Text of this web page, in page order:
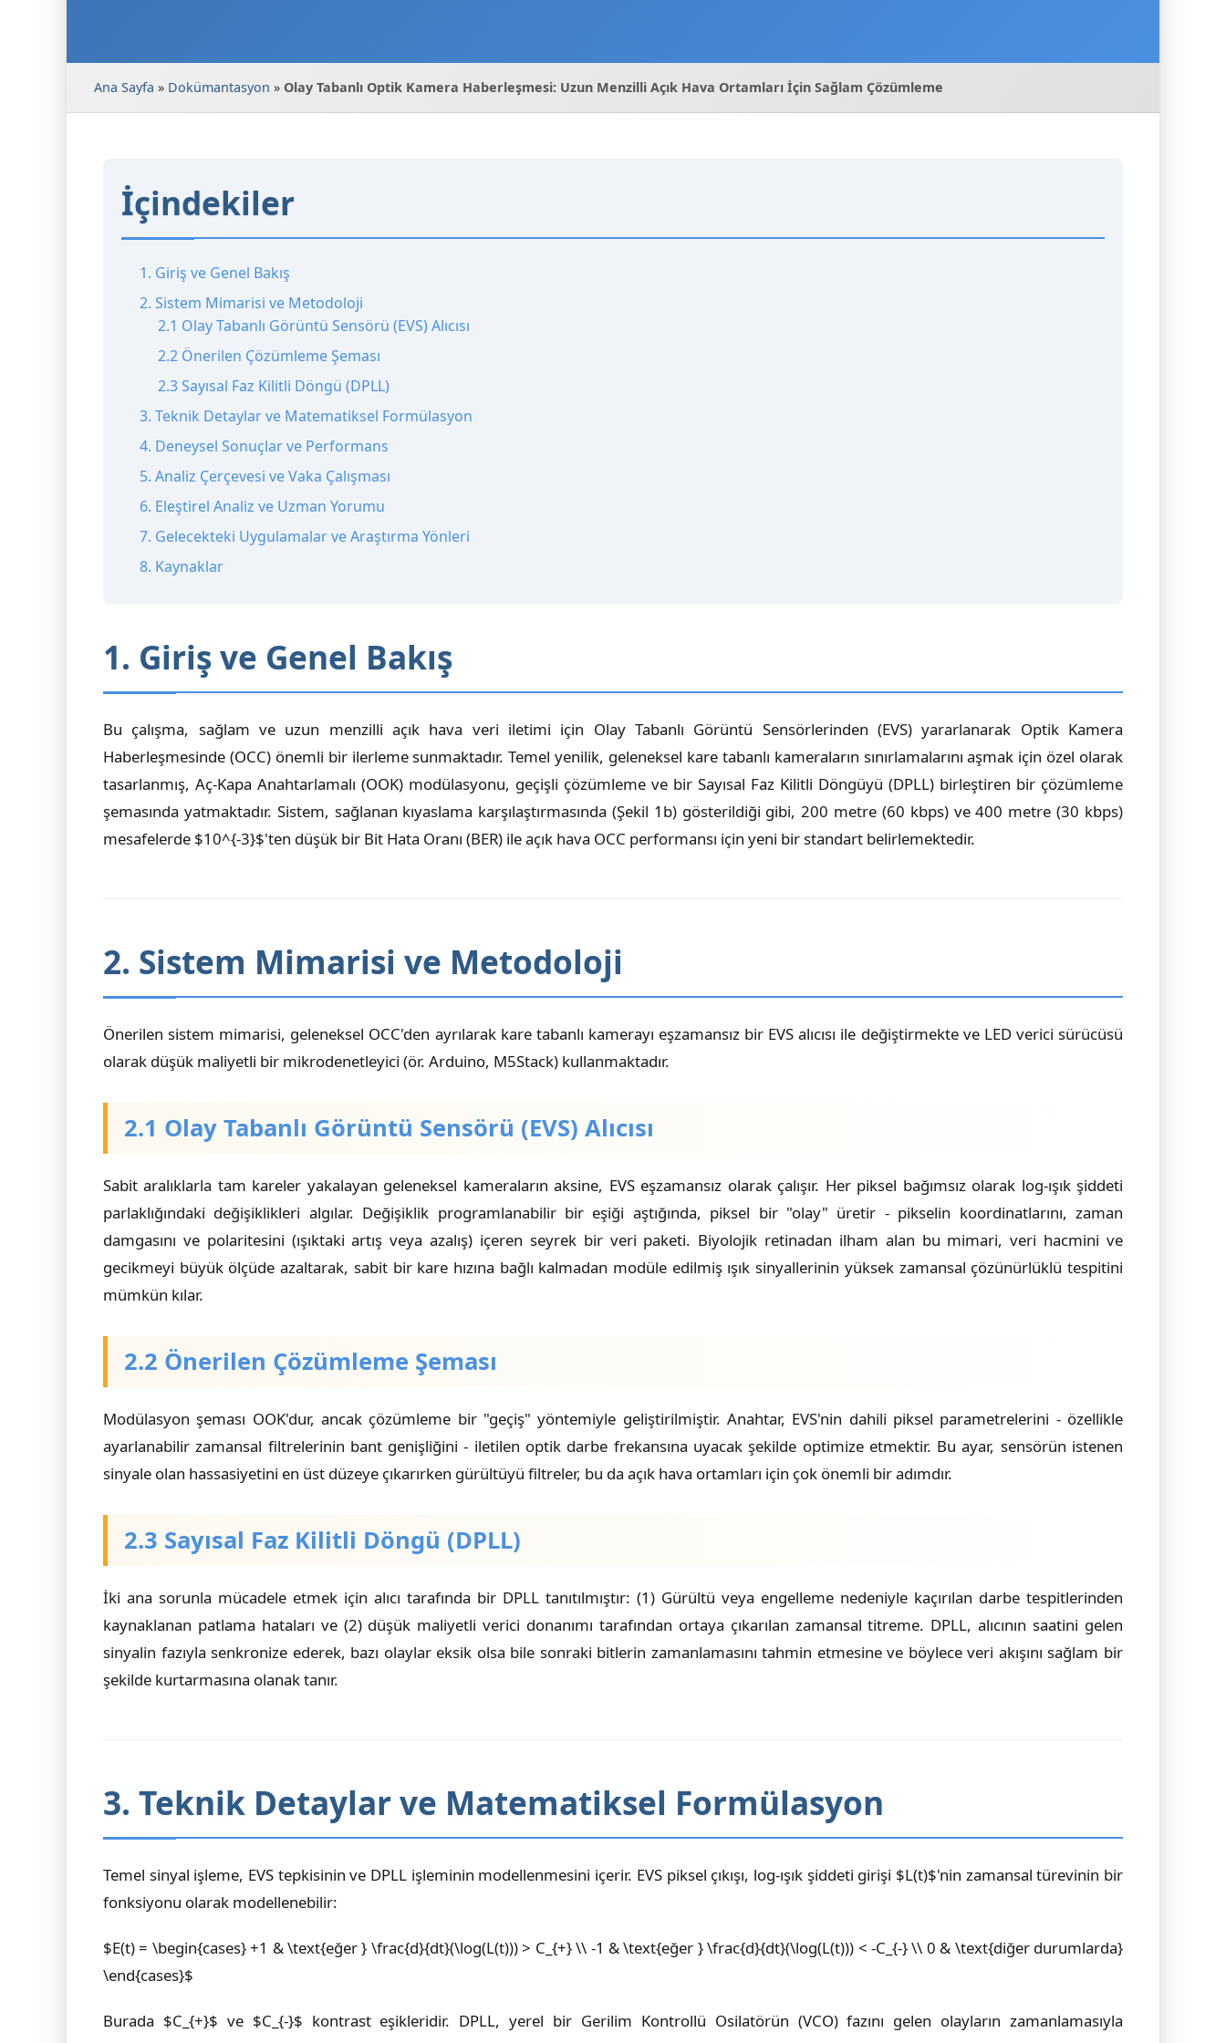
Ana Sayfa » Dokümantasyon » Olay Tabanlı Optik Kamera Haberleşmesi: Uzun Menzilli Açık Hava Ortamları İçin Sağlam Çözümleme
İçindekiler
1. Giriş ve Genel Bakış
2. Sistem Mimarisi ve Metodoloji
2.1 Olay Tabanlı Görüntü Sensörü (EVS) Alıcısı
2.2 Önerilen Çözümleme Şeması
2.3 Sayısal Faz Kilitli Döngü (DPLL)
3. Teknik Detaylar ve Matematiksel Formülasyon
4. Deneysel Sonuçlar ve Performans
5. Analiz Çerçevesi ve Vaka Çalışması
6. Eleştirel Analiz ve Uzman Yorumu
7. Gelecekteki Uygulamalar ve Araştırma Yönleri
8. Kaynaklar
1. Giriş ve Genel Bakış
Bu çalışma, sağlam ve uzun menzilli açık hava veri iletimi için Olay Tabanlı Görüntü Sensörlerinden (EVS) yararlanarak Optik Kamera
Haberleşmesinde (OCC) önemli bir ilerleme sunmaktadır. Temel yenilik, geleneksel kare tabanlı kameraların sınırlamalarını aşmak için özel olarak
tasarlanmış, Aç-Kapa Anahtarlamalı (OOK) modülasyonu, geçişli çözümleme ve bir Sayısal Faz Kilitli Döngüyü (DPLL) birleştiren bir çözümleme
şemasında yatmaktadır. Sistem, sağlanan kıyaslama karşılaştırmasında (Şekil 1b) gösterildiği gibi, 200 metre (60 kbps) ve 400 metre (30 kbps)
mesafelerde $10^{-3}$'ten düşük bir Bit Hata Oranı (BER) ile açık hava OCC performansı için yeni bir standart belirlemektedir.
2. Sistem Mimarisi ve Metodoloji
Önerilen sistem mimarisi, geleneksel OCC'den ayrılarak kare tabanlı kamerayı eşzamansız bir EVS alıcısı ile değiştirmekte ve LED verici sürücüsü
olarak düşük maliyetli bir mikrodenetleyici (ör. Arduino, M5Stack) kullanmaktadır.
2.1 Olay Tabanlı Görüntü Sensörü (EVS) Alıcısı
Sabit aralıklarla tam kareler yakalayan geleneksel kameraların aksine, EVS eşzamansız olarak çalışır. Her piksel bağımsız olarak log-ışık şiddeti
parlaklığındaki değişiklikleri algılar. Değişiklik programlanabilir bir eşiği aştığında, piksel bir "olay" üretir - pikselin koordinatlarını, zaman
damgasını ve polaritesini (ışıktaki artış veya azalış) içeren seyrek bir veri paketi. Biyolojik retinadan ilham alan bu mimari, veri hacmini ve
gecikmeyi büyük ölçüde azaltarak, sabit bir kare hızına bağlı kalmadan modüle edilmiş ışık sinyallerinin yüksek zamansal çözünürlüklü tespitini
mümkün kılar.
2.2 Önerilen Çözümleme Şeması
Modülasyon şeması OOK'dur, ancak çözümleme bir "geçiş" yöntemiyle geliştirilmiştir. Anahtar, EVS'nin dahili piksel parametrelerini - özellikle
ayarlanabilir zamansal filtrelerinin bant genişliğini - iletilen optik darbe frekansına uyacak şekilde optimize etmektir. Bu ayar, sensörün istenen
sinyale olan hassasiyetini en üst düzeye çıkarırken gürültüyü filtreler, bu da açık hava ortamları için çok önemli bir adımdır.
2.3 Sayısal Faz Kilitli Döngü (DPLL)
İki ana sorunla mücadele etmek için alıcı tarafında bir DPLL tanıtılmıştır: (1) Gürültü veya engelleme nedeniyle kaçırılan darbe tespitlerinden
kaynaklanan patlama hataları ve (2) düşük maliyetli verici donanımı tarafından ortaya çıkarılan zamansal titreme. DPLL, alıcının saatini gelen
sinyalin fazıyla senkronize ederek, bazı olaylar eksik olsa bile sonraki bitlerin zamanlamasını tahmin etmesine ve böylece veri akışını sağlam bir
şekilde kurtarmasına olanak tanır.
3. Teknik Detaylar ve Matematiksel Formülasyon
Temel sinyal işleme, EVS tepkisinin ve DPLL işleminin modellenmesini içerir. EVS piksel çıkışı, log-ışık şiddeti girişi $L(t)$'nin zamansal türevinin bir
fonksiyonu olarak modellenebilir:
$E(t) = \begin{cases} +1 & \text{eğer } \frac{d}{dt}(\log(L(t))) > C_{+} \\ -1 & \text{eğer } \frac{d}{dt}(\log(L(t))) < -C_{-} \\ 0 & \text{diğer durumlarda}
\end{cases}$
Burada $C_{+}$ ve $C_{-}$ kontrast eşikleridir. DPLL, yerel bir Gerilim Kontrollü Osilatörün (VCO) fazını gelen olayların zamanlamasıyla